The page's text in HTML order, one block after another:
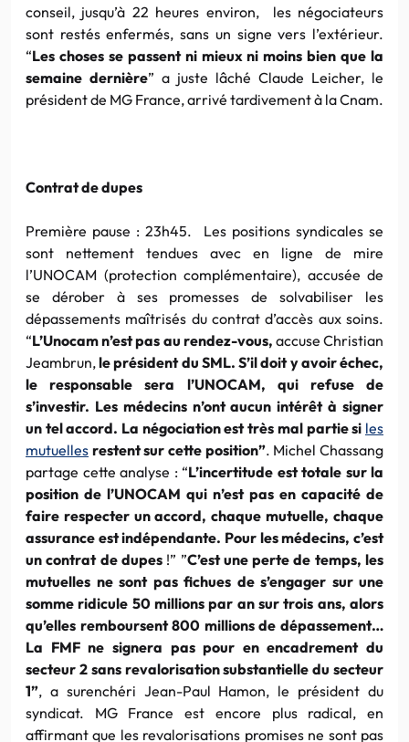
conseil, jusqu’à 22 heures environ, les négociateurs
sont restés enfermés, sans un signe vers l’extérieur.
“Les choses se passent ni mieux ni moins bien que la
semaine dernière” a juste lâché Claude Leicher, le
président de MG France, arrivé tardivement à la Cnam.
Contrat de dupes
Première pause : 23h45. Les positions syndicales se
sont nettement tendues avec en ligne de mire
l’UNOCAM (protection complémentaire), accusée de
se dérober à ses promesses de solvabiliser les
dépassements maîtrisés du contrat d’accès aux soins.
“L’Unocam n’est pas au rendez-vous, accuse Christian
Jeambrun,le président du SML. S’il doit y avoir échec,
le responsable sera l’UNOCAM, qui refuse de
s’investir. Les médecins n’ont aucun intérêt à signer
un tel accord. La négociation est très mal partie si les
mutuelles restent sur cette position”. Michel Chassang
partage cette analyse : “L’incertitude est totale sur la
position de l’UNOCAM qui n’est pas en capacité de
faire respecter un accord, chaquemutuelle, chaque
assurance est indépendante. Pour les médecins, c’est
un contrat de dupes!” ”C’est une perte de temps, les
mutuelles ne sont pas fichues de s’engager sur une
somme ridicule 50 millions par an sur trois ans, alors
qu’elles remboursent 800 millions de dépassement…
La FMF ne signera pas pour en encadrement du
secteur 2 sans revalorisation substantielle du secteur
1”, a surenchéri Jean-Paul Hamon, le président du
syndicat. MG France est encore plus radical, en
affirmant que les revalorisations promises ne sont pas